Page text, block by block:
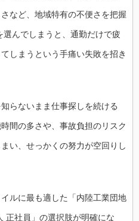
など、地域特有の不便さを把握
んでしまうと、通勤だけで疲
しまうという手痛い失敗を招き
らないまま仕事探しを続ける
間の多さや、事故負担のリスク
い、せっかくの努力が空回りし
ルに最も適した「内陸工業団地
正社員」の選択肢が明確にな